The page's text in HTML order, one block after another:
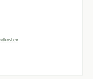
Preis: